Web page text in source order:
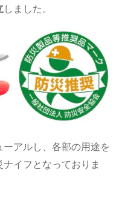
しました。
アルし、各部の用途を
イフとなっておりま